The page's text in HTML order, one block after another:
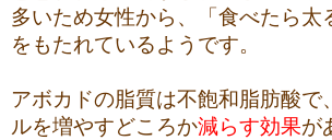
多いため女性から、「食べたら太
をもたれているようです。
アボカドの脂質は不飽和脂肪酸で
ルを増やすどころか減らす効果が